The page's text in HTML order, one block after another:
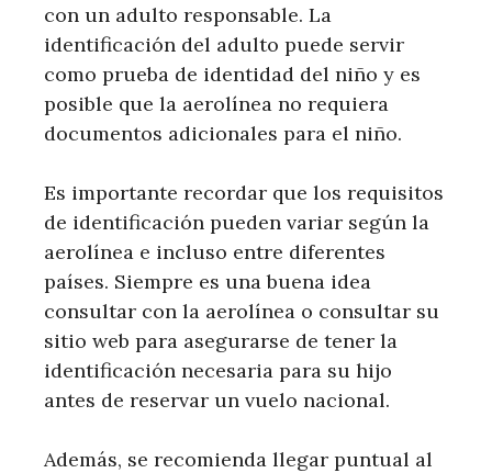
con un adulto responsable. La
identificación del adulto puede servir
como prueba de identidad del niño y es
posible que la aerolínea no requiera
documentos adicionales para el niño.
Es importante recordar que los requisitos
de identificación pueden variar según la
aerolínea e incluso entre diferentes
países. Siempre es una buena idea
consultar con la aerolínea o consultar su
sitio web para asegurarse de tener la
identificación necesaria para su hijo
antes de reservar un vuelo nacional.
Además, se recomienda llegar puntual al